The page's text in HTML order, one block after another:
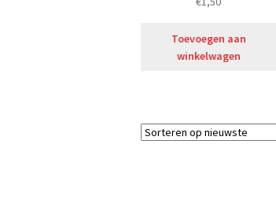
Toevoegen aan
winkelwagen